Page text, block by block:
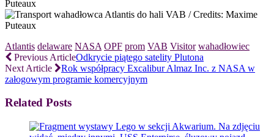
Atlantis delaware NASA OPF prom VAB Visitor wahadłowiec
Previous ArticleOdkrycie piątego satelity Plutona
Next Article
Rok współpracy Excalibur Almaz Inc. z NASA w
załogowym programie komercyjnym
Related Posts